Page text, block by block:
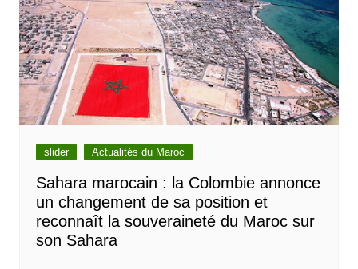
slider Actualités du Maroc
Sahara marocain : la Colombie annonce
un changement de sa position et
reconnaît la souveraineté du Maroc sur
son Sahara